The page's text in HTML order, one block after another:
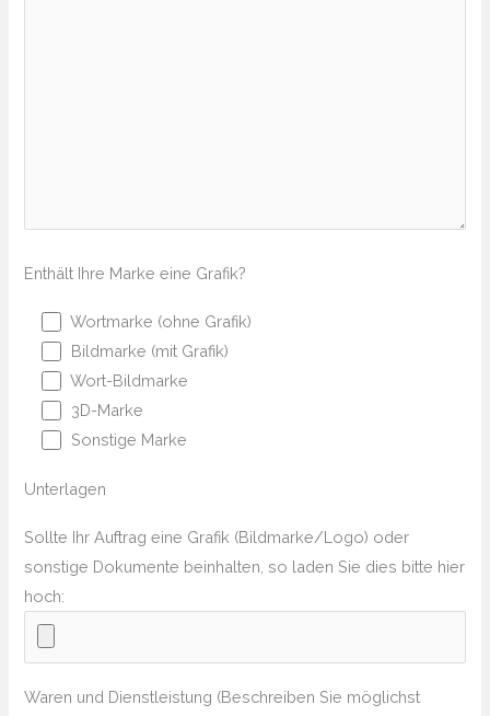
Enthält Ihre Marke eine Grafik?
Wortmarke (ohne Grafik)
Bildmarke (mit Grafik)
Wort-Bildmarke
3D-Marke
Sonstige Marke
Unterlagen
Sollte Ihr Auftrag eine Grafik (Bildmarke/Logo) oder
sonstige Dokumente beinhalten, so laden Sie dies bitte hier
hoch:
Waren und Dienstleistung (Beschreiben Sie möglichst